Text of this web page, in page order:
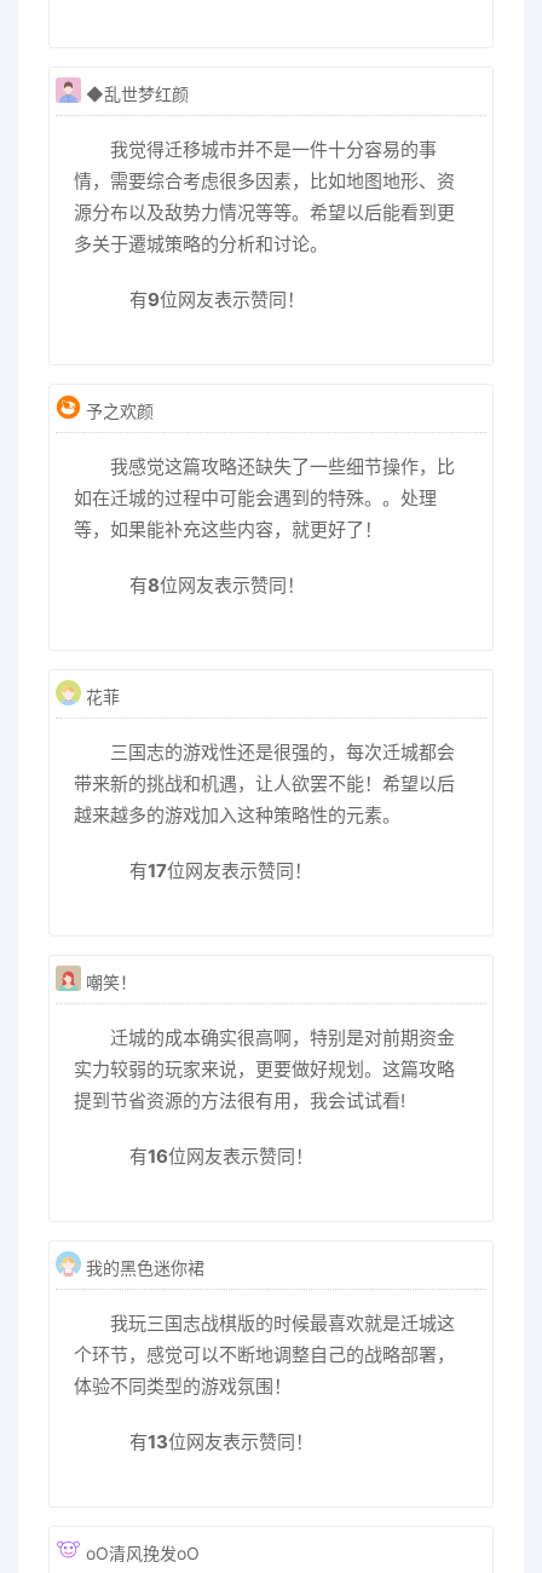
◆乱世梦红颜
我觉得迁移城市并不是一件十分容易的事
情，需要综合考虑很多因素，比如地图地形、资
源分布以及敌势力情况等等。希望以后能看到更
多关于遷城策略的分析和讨论。
有9位网友表示赞同！
予之欢颜
我感觉这篇攻略还缺失了一些细节操作，比
如在迁城的过程中可能会遇到的特殊。。处理
等，如果能补充这些内容，就更好了！
有8位网友表示赞同！
花菲
三国志的游戏性还是很强的，每次迁城都会
带来新的挑战和机遇，让人欲罢不能！希望以后
越来越多的游戏加入这种策略性的元素。
有17位网友表示赞同！
嘲笑！
迁城的成本确实很高啊，特别是对前期资金
实力较弱的玩家来说，更要做好规划。这篇攻略
提到节省资源的方法很有用，我会试试看!
有16位网友表示赞同！
我的黑色迷你裙
我玩三国志战棋版的时候最喜欢就是迁城这
个环节，感觉可以不断地调整自己的战略部署，
体验不同类型的游戏氛围！
有13位网友表示赞同！
oО清风挽发oО